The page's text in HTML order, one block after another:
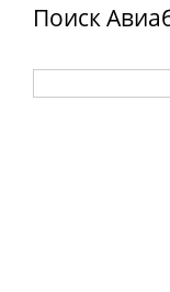
Поиск
Форма поиска